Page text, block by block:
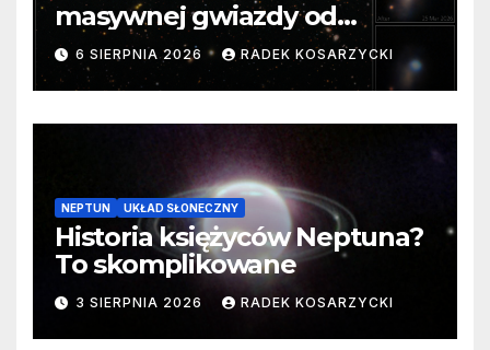
masywnej gwiazdy od
samego początku. Niezwykle
cenne dane
6 SIERPNIA 2026 RADEK KOSARZYCKI
NEPTUN UKŁAD SŁONECZNY
Historia księżyców Neptuna?
To skomplikowane
3 SIERPNIA 2026 RADEK KOSARZYCKI